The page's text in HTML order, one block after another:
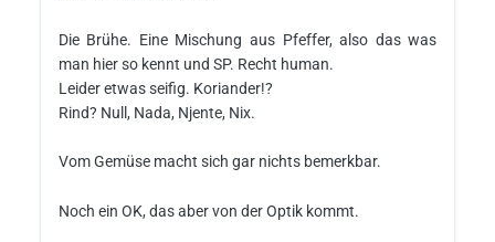
Die Brühe. Eine Mischung aus Pfeffer, also das was
man hier so kennt und SP. Recht human.
Leider etwas seifig. Koriander!?
Rind? Null, Nada, Njente, Nix.
Vom Gemüse macht sich gar nichts bemerkbar.
Noch ein OK, das aber von der Optik kommt.